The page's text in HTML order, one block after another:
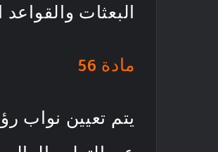
البعثات
مادة 56
يتم تعيين نواب